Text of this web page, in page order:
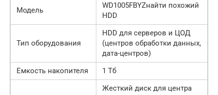
Модель
WD1005FBYZнайти похожий
HDD
Тип оборудования
HDD для серверов и ЦОД
(центров обработки данных,
дата-центров)
Емкость накопителя
1 Тб
Жесткий диск для центра